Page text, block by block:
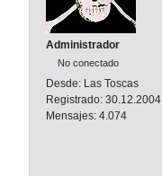
Administrador
No conectado
Desde: Las Toscas
Registrado: 30.12.2004
Mensajes: 4.074